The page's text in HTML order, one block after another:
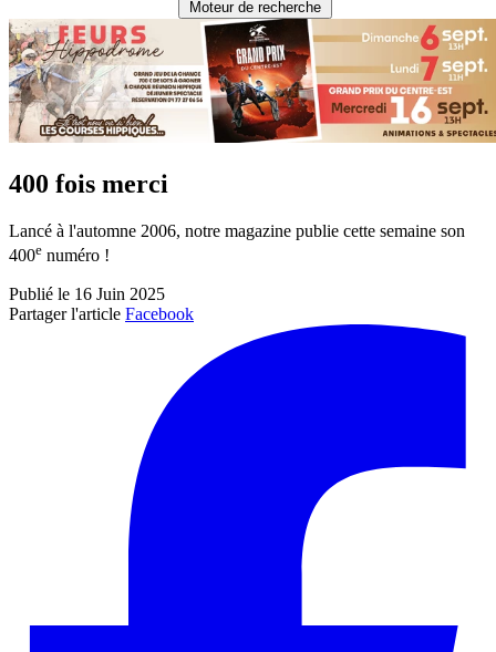
Moteur de recherche
400 fois merci
Lancé à l'automne 2006, notre magazine publie cette semaine son
400e numéro !
Publié le 16 Juin 2025
Partager l'article Facebook